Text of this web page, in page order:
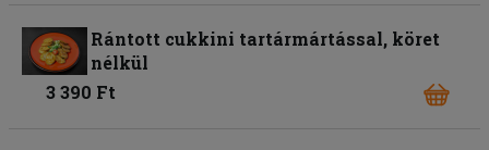
Rántott cukkini tartármártással, köret
nélkül
3 390 Ft